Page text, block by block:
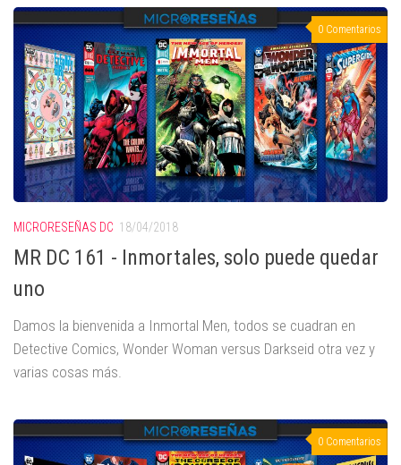
0 Comentarios
MICRORESEÑAS DC 18/04/2018
MR DC 161 - Inmortales, solo puede quedar
uno
Damos la bienvenida a Inmortal Men, todos se cuadran en
Detective Comics, Wonder Woman versus Darkseid otra vez y
varias cosas más.
0 Comentarios